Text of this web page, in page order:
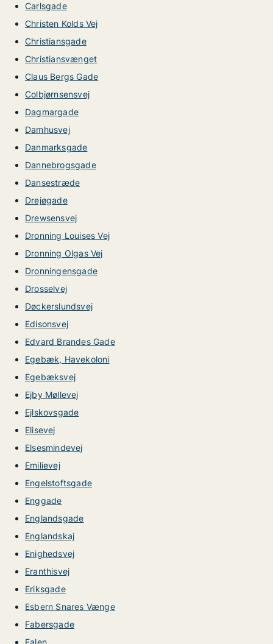
Carlsgade
Christen Kolds Vej
Christiansgade
Christiansvænget
Claus Bergs Gade
Colbjørnsensvej
Dagmargade
Damhusvej
Danmarksgade
Dannebrogsgade
Dansestræde
Drejøgade
Drewsensvej
Dronning Louises Vej
Dronning Olgas Vej
Dronningensgade
Drosselvej
Døckerslundsvej
Edisonsvej
Edvard Brandes Gade
Egebæk, Havekoloni
Egebæksvej
Ejby Møllevej
Ejlskovsgade
Elisevej
Elsesmindevej
Emilievej
Engelstoftsgade
Enggade
Englandsgade
Englandskaj
Enighedsvej
Eranthisvej
Eriksgade
Esbern Snares Vænge
Fabersgade
Falen